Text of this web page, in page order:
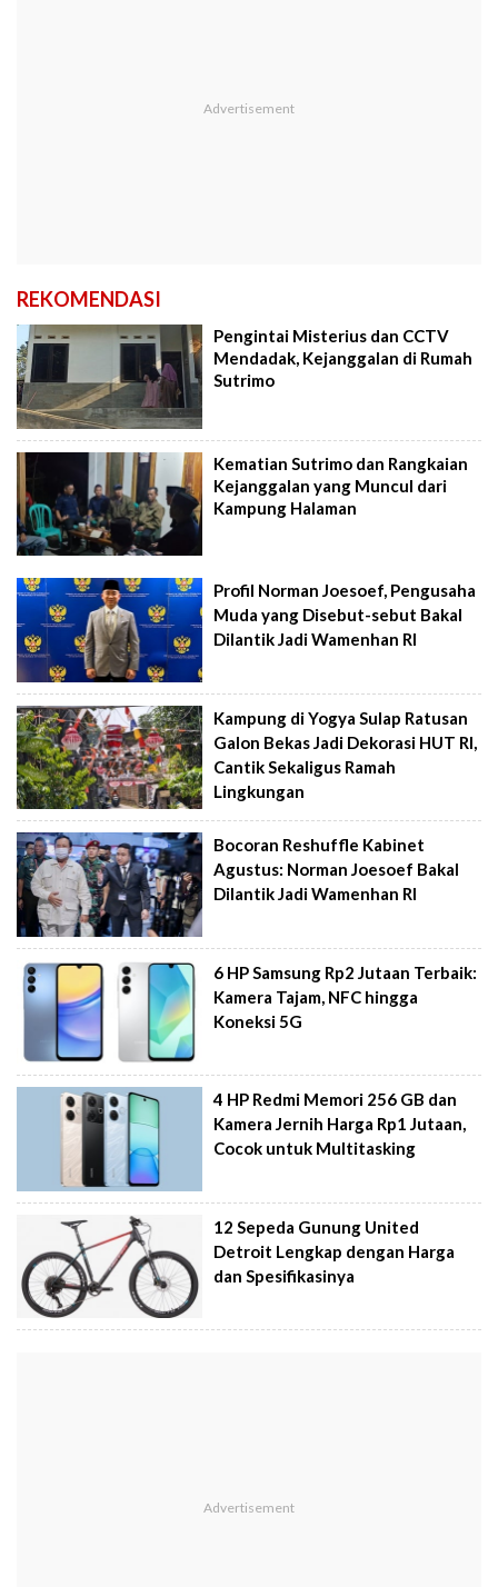
REKOMENDASI
Pengintai Misterius dan CCTV
Mendadak, Kejanggalan di Rumah
Sutrimo
Kematian Sutrimo dan Rangkaian
Kejanggalan yang Muncul dari
Kampung Halaman
Profil Norman Joesoef, Pengusaha
Muda yang Disebut-sebut Bakal
Dilantik Jadi Wamenhan RI
Kampung di Yogya Sulap Ratusan
Galon Bekas Jadi Dekorasi HUT RI,
Cantik Sekaligus Ramah
Lingkungan
Bocoran Reshuffle Kabinet
Agustus: Norman Joesoef Bakal
Dilantik Jadi Wamenhan RI
6 HP Samsung Rp2 Jutaan Terbaik:
Kamera Tajam, NFC hingga
Koneksi 5G
4 HP Redmi Memori 256 GB dan
Kamera Jernih Harga Rp1 Jutaan,
Cocok untuk Multitasking
12 Sepeda Gunung United
Detroit Lengkap dengan Harga
dan Spesifikasinya